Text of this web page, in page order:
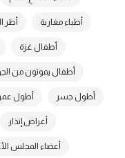
أطباء مغاربة أطر
أطفال غزة
أطفال يموتون من
أطول جسر أطول عمر
أعراض إنذار
أعضاء المجلس